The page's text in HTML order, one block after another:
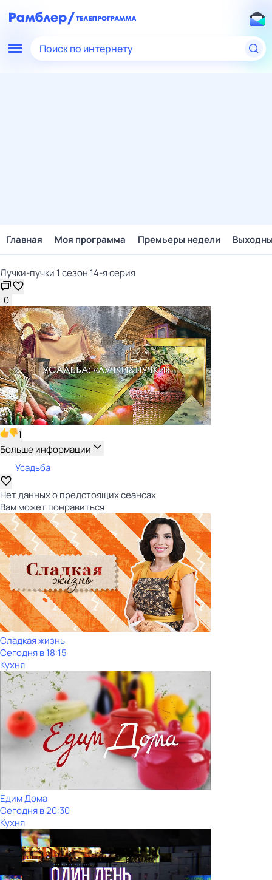
Поиск по интернету
Главная Моя программа Премьеры недели
Лучки-пучки 1 сезон 14-я серия
0
1
Больше информации
Усадьба
Нет данных о предстоящих сеансах
Вам может понравиться
Сладкая жизнь
Сегодня в 18:15
Кухня
Едим Дома
Сегодня в 20:30
Кухня